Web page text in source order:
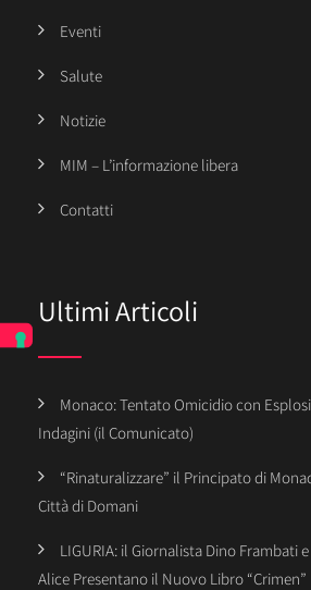
Eventi
Salute
Notizie
MIM – L’informazione libera
Contatti
Ultimi Articoli
Monaco: Tentato Omicidio con
Indagini (il Comunicato)
“Rinaturalizzare” il Principato di
Città di Domani
LIGURIA: il Giornalista Dino Frambati
Alice Presentano il Nuovo Libro “Crimen”